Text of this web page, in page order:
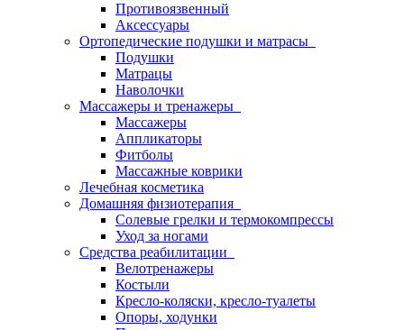
Противоязвенный
Аксессуары
Ортопедические подушки и матрасы
Подушки
Матрацы
Наволочки
Массажеры и тренажеры
Массажеры
Аппликаторы
Фитболы
Массажные коврики
Лечебная косметика
Домашняя физиотерапия
Солевые грелки и термокомпрессы
Уход за ногами
Средства реабилитации
Велотренажеры
Костыли
Кресло-коляски, кресло-туалеты
Опоры, ходунки